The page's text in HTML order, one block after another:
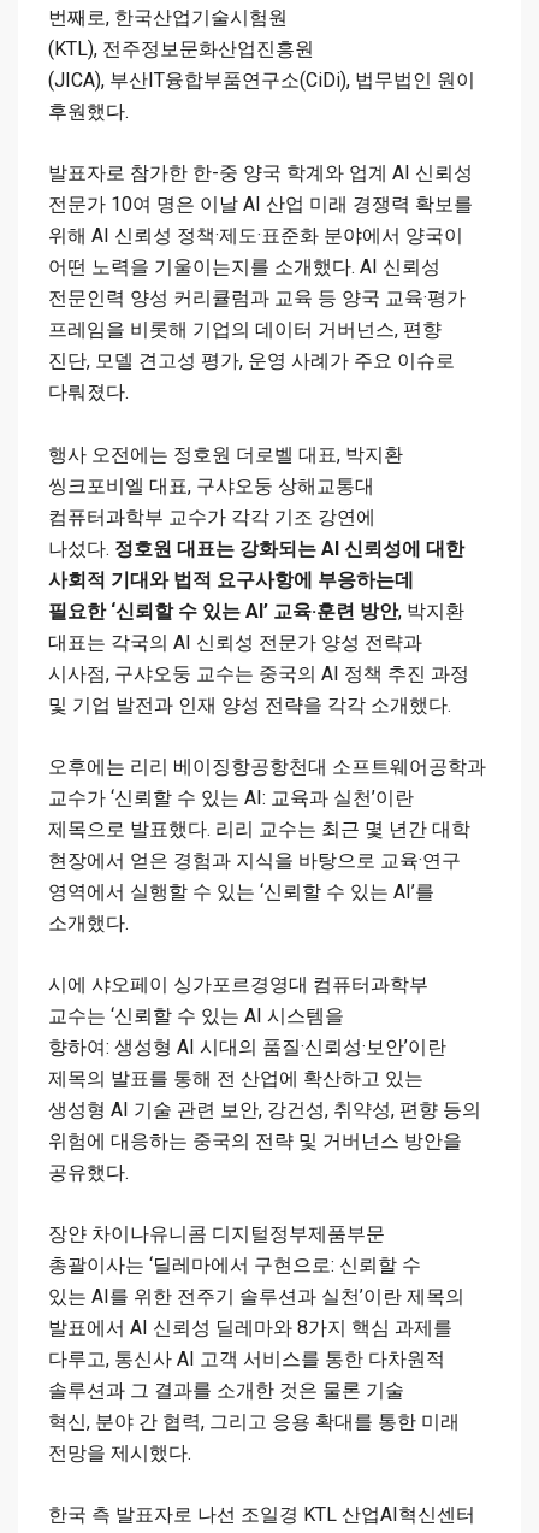
번째로, 한국산업기술시험원
(KTL), 전주정보문화산업진흥원
(JICA), 부산IT융합부품연구소(CiDi), 법무법인 원이
후원했다.
발표자로 참가한 한-중 양국 학계와 업계 AI 신뢰성
전문가 10여 명은 이날 AI 산업 미래 경쟁력 확보를
위해 AI 신뢰성 정책·제도·표준화 분야에서 양국이
어떤 노력을 기울이는지를 소개했다. AI 신뢰성
전문인력 양성 커리큘럼과 교육 등 양국 교육·평가
프레임을 비롯해 기업의 데이터 거버넌스, 편향
진단, 모델 견고성 평가, 운영 사례가 주요 이슈로
다뤄졌다.
행사 오전에는 정호원 더로벨 대표, 박지환
씽크포비엘 대표, 구샤오둥 상해교통대
컴퓨터과학부 교수가 각각 기조 강연에
나섰다. 정호원 대표는 강화되는 AI 신뢰성에 대한
사회적 기대와 법적 요구사항에 부응하는데
필요한 ‘신뢰할 수 있는 AI’ 교육·훈련 방안, 박지환
대표는 각국의 AI 신뢰성 전문가 양성 전략과
시사점, 구샤오둥 교수는 중국의 AI 정책 추진 과정
및 기업 발전과 인재 양성 전략을 각각 소개했다.
오후에는 리리 베이징항공항천대 소프트웨어공학과
교수가 ‘신뢰할 수 있는 AI: 교육과 실천’이란
제목으로 발표했다. 리리 교수는 최근 몇 년간 대학
현장에서 얻은 경험과 지식을 바탕으로 교육·연구
영역에서 실행할 수 있는 ‘신뢰할 수 있는 AI’를
소개했다.
시에 샤오페이 싱가포르경영대 컴퓨터과학부
교수는 ‘신뢰할 수 있는 AI 시스템을
향하여: 생성형 AI 시대의 품질·신뢰성·보안’이란
제목의 발표를 통해 전 산업에 확산하고 있는
생성형 AI 기술 관련 보안, 강건성, 취약성, 편향 등의
위험에 대응하는 중국의 전략 및 거버넌스 방안을
공유했다.
장얀 차이나유니콤 디지털정부제품부문
총괄이사는 ‘딜레마에서 구현으로: 신뢰할 수
있는 AI를 위한 전주기 솔루션과 실천’이란 제목의
발표에서 AI 신뢰성 딜레마와 8가지 핵심 과제를
다루고, 통신사 AI 고객 서비스를 통한 다차원적
솔루션과 그 결과를 소개한 것은 물론 기술
혁신, 분야 간 협력, 그리고 응용 확대를 통한 미래
전망을 제시했다.
한국 측 발표자로 나선 조일경 KTL 산업AI혁신센터